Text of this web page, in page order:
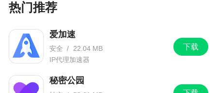
2、修改已知问题
热门推荐
下载
爱加速
安全 /
22.04 MB
IP代理加速器
秘密公园